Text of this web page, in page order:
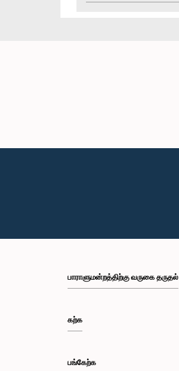
பாராளுமன்றத்திற்கு வருகை தருதல்
கற்க
பங்கேற்க